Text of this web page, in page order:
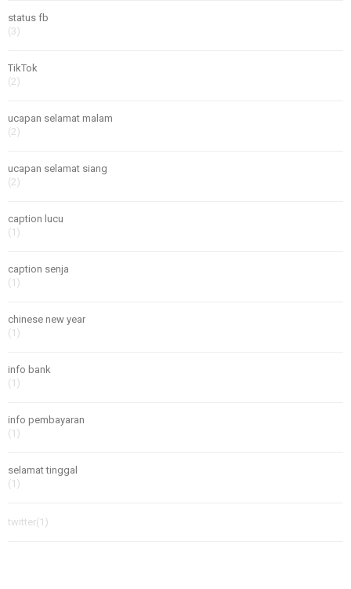
status fb
(3)
TikTok
(2)
ucapan selamat malam
(2)
ucapan selamat siang
(2)
caption lucu
(1)
caption senja
(1)
chinese new year
(1)
info bank
(1)
info pembayaran
(1)
selamat tinggal
(1)
twitter(1)